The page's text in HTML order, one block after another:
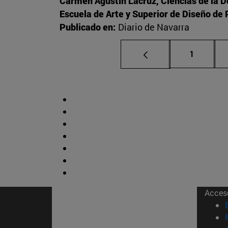
Escuela de Arte y Superior de Diseño de
Publicado en: Diario de Navarra
Página
1